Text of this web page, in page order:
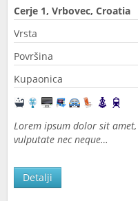
Cerje 1, Vrbovec, Croatia
Vrsta
Površina
Kupaonica
Lorem ipsum dolor sit
vulputate nec neque…
Detalji